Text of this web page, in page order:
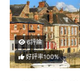
6評論
好評率100%